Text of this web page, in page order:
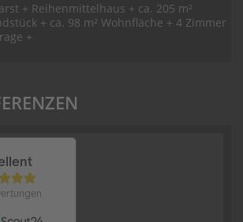
+ Reihenmittelhaus + ca. 205 m²
+ ca. 98 m² Wohnfläche + 4 Zimmer
+